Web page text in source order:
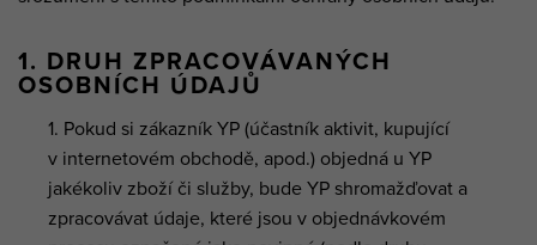
1. DRUH ZPRACOVÁVANÝCH
OSOBNÍCH ÚDAJŮ
Pokud si zákazník YP (účastník aktivit, kupující
v internetovém obchodě, apod.) objedná u YP
jakékoliv zboží či služby, bude YP shromažďovat a
zpracovávat údaje, které jsou v objednávkovém